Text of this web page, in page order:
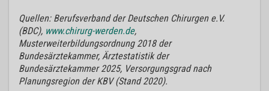
Quellen: Berufsverband der Deutschen Chirurgen e.V.
(BDC), www.chirurg-werden.de,
Musterweiterbildungsordnung 2018 der
Bundesärztekammer, Ärztestatistik der
Bundesärztekammer 2025, Versorgungsgrad nach
Planungsregion der KBV (Stand 2020).